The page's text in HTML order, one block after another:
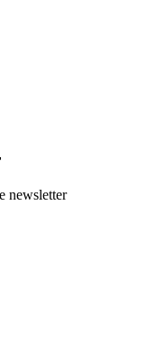
newsletter